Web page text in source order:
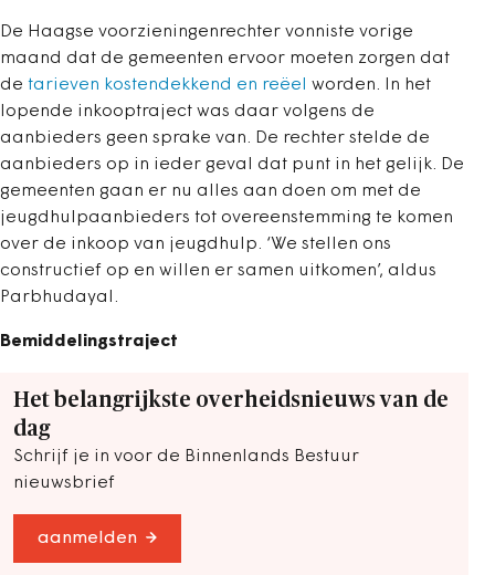
De Haagse voorzieningenrechter vonniste vorige
maand dat de gemeenten ervoor moeten zorgen dat
de tarieven kostendekkend en reëel
worden. In het
lopende inkooptraject was daar volgens de
aanbieders geen sprake van. De rechter stelde de
aanbieders op in ieder geval dat punt in het gelijk. De
gemeenten gaan er nu alles aan doen om met de
jeugdhulpaanbieders tot overeenstemming te komen
over de inkoop van jeugdhulp. ‘We stellen ons
constructief op en willen er samen uitkomen’, aldus
Parbhudayal.
Bemiddelingstraject
Het belangrijkste overheidsnieuws van de
dag
Schrijf je in voor de Binnenlands Bestuur
nieuwsbrief
aanmelden